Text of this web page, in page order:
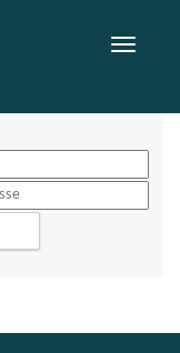
Toggle